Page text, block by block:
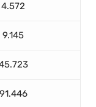
4.572
9.145
91.446